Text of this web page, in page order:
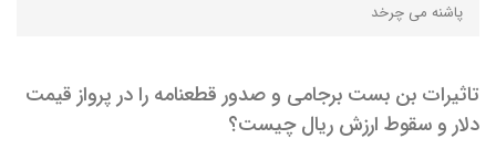
پاشنه می چرخد
تاثیرات بن بست برجامی و صدور قطعنامه را در پرواز قیمت
دلار و سقوط ارزش ریال چیست؟